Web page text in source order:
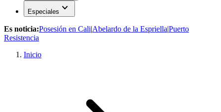
Especiales expand_more
Es noticia:Posesión en Cali|Abelardo de la Espriella|Puerto
Resistencia
Inicio